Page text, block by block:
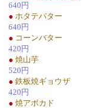
640円
● ホタテバター
640円
● コーンバター
420円
● 焼山芋
520円
● 鉄板焼ギョウザ
420円
● 焼アボカド